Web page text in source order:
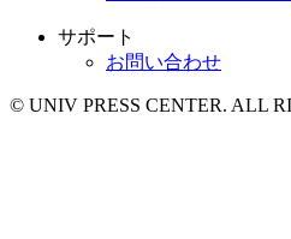
サポート
お問い合わせ
© UNIV PRESS CENTER. ALL